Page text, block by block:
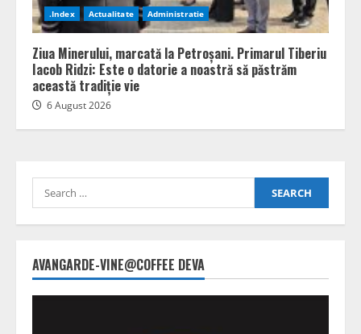
.Index Actualitate Administratie
Ziua Minerului, marcată la Petroșani. Primarul Tiberiu
Iacob Ridzi: Este o datorie a noastră să păstrăm
această tradiție vie
6 August 2026
Search
for:
AVANGARDE-VINE@COFFEE DEVA